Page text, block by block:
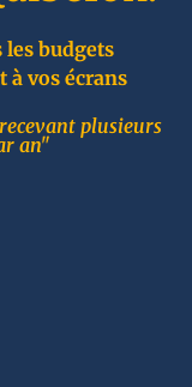
les budgets
à vos écrans
plusieurs
an"